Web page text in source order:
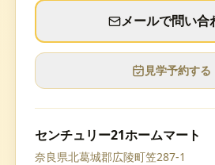
メールで問い合
見学予約する
センチュリー21ホームマート
奈良県北葛城郡広陵町笠287-1